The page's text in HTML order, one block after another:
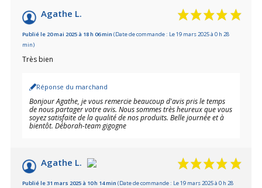
Agathe L.
Publié le 20 mai 2025 à 18 h 06 min (Date de commande : Le 19 mars 2025 à 0 h 28
min)
Très bien
Réponse du marchand
Bonjour Agathe, je vous remercie beaucoup d'avis pris le temps
de nous partager votre avis. Nous sommes très heureux que vous
soyez satisfaite de la qualité de nos produits. Belle journée et à
bientôt. Déborah-team gigogne
Agathe L.
Publié le 31 mars 2025 à 10 h 14 min (Date de commande : Le 19 mars 2025 à 0 h 28